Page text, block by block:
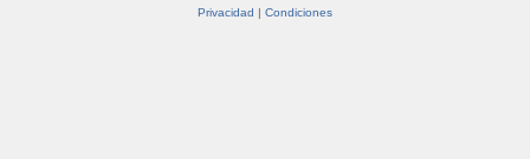
Privacidad | Condiciones